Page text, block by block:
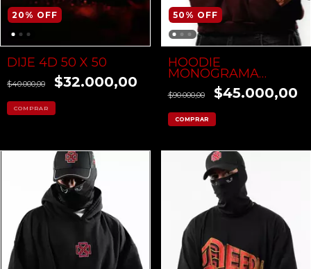
20 % OFF
DIJE 4D 50 X 50
$40.000,00 $32.000,00
50 % OFF
HOODIE
MONOGRAMA
DEGRADE ROJO
$90.000,00 $45.000,00
COMPRAR